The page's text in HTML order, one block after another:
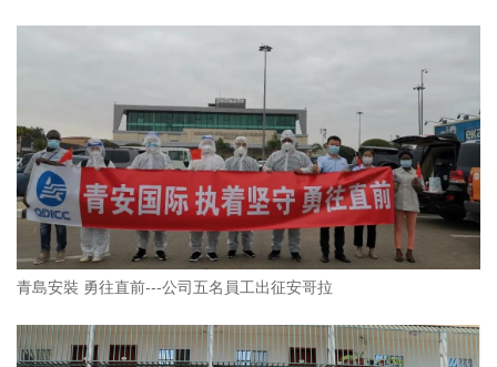
青島安裝 勇往直前---公司五名員工出征安哥拉